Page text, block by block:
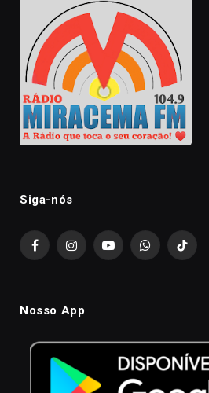
Siga-nós
FacebookInstagramYouTubeWhatsAppTikTok
Nosso App